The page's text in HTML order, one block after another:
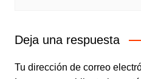
Deja una respuesta
Tu dirección de correo